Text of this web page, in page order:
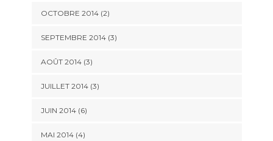
OCTOBRE 2014(2)
SEPTEMBRE 2014(3)
AOÛT 2014(3)
JUILLET 2014(3)
JUIN 2014(6)
MAI 2014(4)